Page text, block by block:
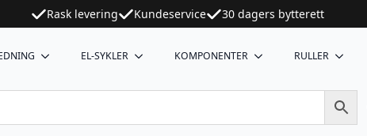
Rask levering Kundeservice 30 dagers bytterett
EL-SYKLER KOMPONENTER RULLER